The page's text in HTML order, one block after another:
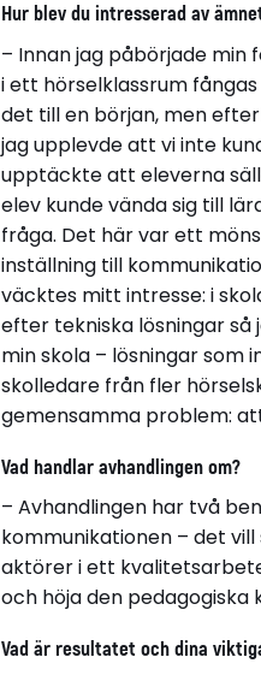
Ann-Christine Wennergren
Född 1957
i Örnsköldsvik
Dialogkompetens i
Luleå Tekniska
2007-09-28
Hur blev du intresserad av
– Innan jag påbörjade min
i ett hörselklassrum
det till en början, men
jag upplevde att vi inte
upptäckte att eleverna
elev kunde vända sig till
fråga. Det här var ett
inställning till
väcktes mitt intresse: i
efter tekniska lösningar
min skola – lösningar som
skolledare från fler
gemensamma problem:
Vad handlar avhandlingen om?
– Avhandlingen har två
kommunikationen – det
aktörer i ett
och höja den pedagogiska
Vad är resultatet och dina